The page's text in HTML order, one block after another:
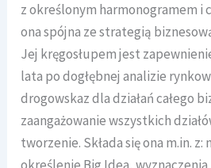
z określonym harmonogramem i
ona spójna ze strategią
Jej kręgosłupem jest
lata po dogłębnej analizie
drogowskaz dla działań całego
zaangażowanie wszystkich
tworzenie. Składa się ona m.in.